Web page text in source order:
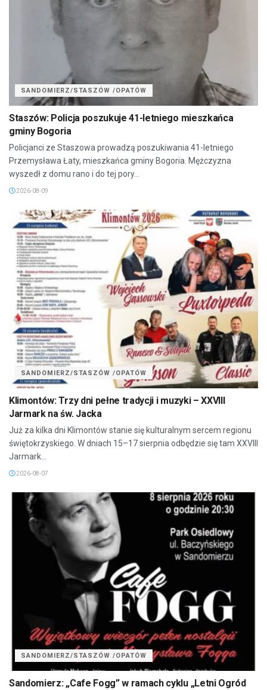
SANDOMIERZ/STASZÓW /OPATÓW
Staszów: Policja poszukuje 41-letniego mieszkańca
gminy Bogoria
Policjanci ze Staszowa prowadzą poszukiwania 41-letniego
Przemysława Łaty, mieszkańca gminy Bogoria. Mężczyzna
wyszedł z domu rano i do tej pory...
2026-08-09
SANDOMIERZ/STASZÓW /OPATÓW
Klimontów: Trzy dni pełne tradycji i muzyki – XXVIII
Jarmark na św. Jacka
Już za kilka dni Klimontów stanie się kulturalnym sercem regionu
świętokrzyskiego. W dniach 15–17 sierpnia odbędzie się tam XXVIII
Jarmark...
2026-08-07
SANDOMIERZ/STASZÓW /OPATÓW
Sandomierz: „Cafe Fogg” w ramach cyklu „Letni Ogród